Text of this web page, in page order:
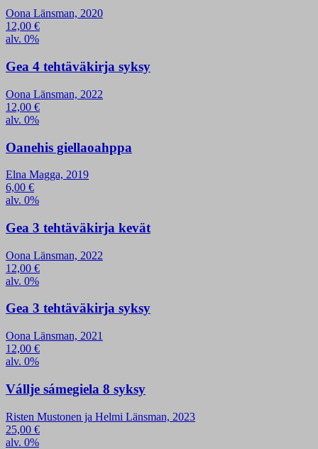
Oona Länsman, 2020
12,00 €
alv. 0%
Gea 4 tehtäväkirja syksy
Oona Länsman, 2022
12,00 €
alv. 0%
Oanehis giellaoahppa
Elna Magga, 2019
6,00 €
alv. 0%
Gea 3 tehtäväkirja kevät
Oona Länsman, 2022
12,00 €
alv. 0%
Gea 3 tehtäväkirja syksy
Oona Länsman, 2021
12,00 €
alv. 0%
Vállje sámegiela 8 syksy
Risten Mustonen ja Helmi Länsman, 2023
25,00 €
alv. 0%